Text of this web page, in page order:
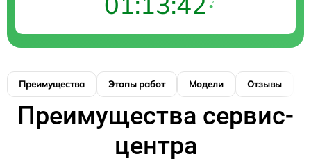
Преимущества Этапы работ Модели Отзывы
Преимущества сервис-
центра